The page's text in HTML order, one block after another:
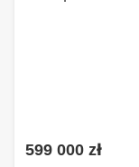
599 000 zł